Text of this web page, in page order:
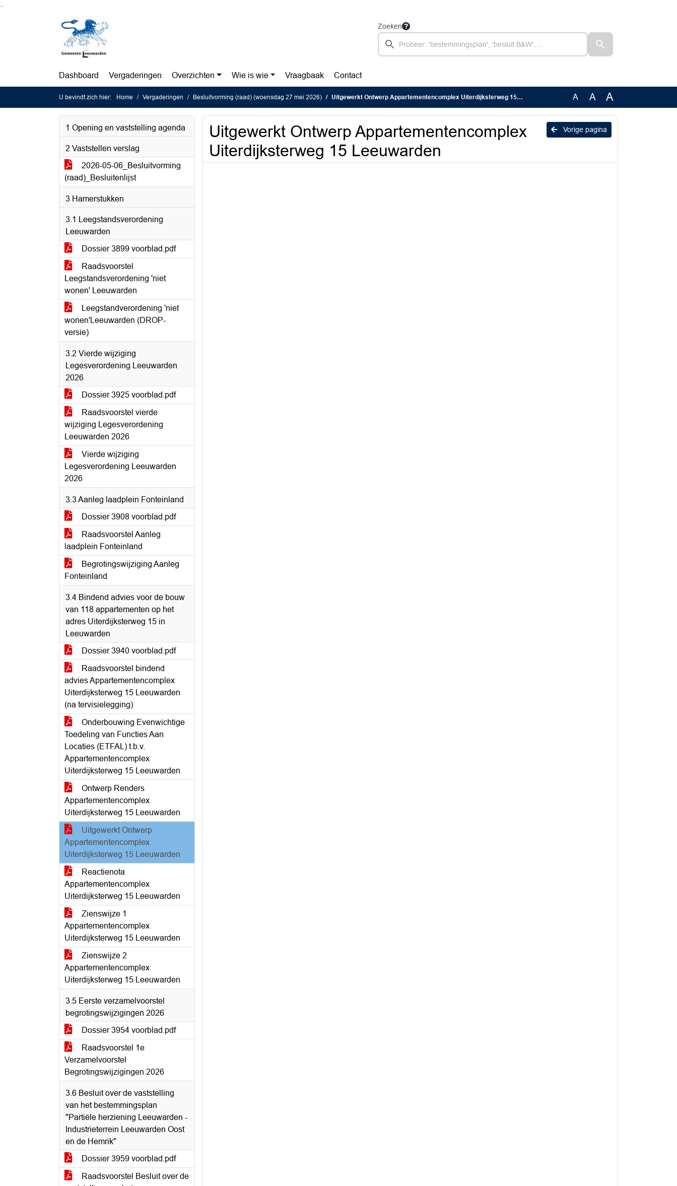
Zoeken
Dashboard Vergaderingen Overzichten Wie is wie Vraagbaak Contact
U bevindt zich hier: Home Vergaderingen Besluitvorming (raad) (woensdag 27 mei 2026) Uitgewerkt Ontwerp Appartementencomplex Uiterdijksterweg 15 Leeuwarden A A A
1 Opening en vaststelling agenda
2 Vaststellen verslag
2026-05-06_Besluitvorming
(raad)_Besluitenlijst
3 Hamerstukken
3.1 Leegstandsverordening
Leeuwarden
Dossier 3899 voorblad.pdf
Raadsvoorstel
Leegstandsverordening 'niet
wonen' Leeuwarden
Leegstandverordening 'niet
wonen'Leeuwarden (DROP-
versie)
3.2 Vierde wijziging
Legesverordening Leeuwarden
2026
Dossier 3925 voorblad.pdf
Raadsvoorstel vierde
wijziging Legesverordening
Leeuwarden 2026
Vierde wijziging
Legesverordening Leeuwarden
2026
3.3 Aanleg laadplein Fonteinland
Dossier 3908 voorblad.pdf
Raadsvoorstel Aanleg
laadplein Fonteinland
Begrotingswijziging Aanleg
Fonteinland
3.4 Bindend advies voor de bouw
van 118 appartementen op het
adres Uiterdijksterweg 15 in
Leeuwarden
Dossier 3940 voorblad.pdf
Raadsvoorstel bindend
advies Appartementencomplex
Uiterdijksterweg 15 Leeuwarden
(na tervisielegging)
Onderbouwing Evenwichtige
Toedeling van Functies Aan
Locaties (ETFAL) t.b.v.
Appartementencomplex
Uiterdijksterweg 15 Leeuwarden
Ontwerp Renders
Appartementencomplex
Uiterdijksterweg 15 Leeuwarden
Uitgewerkt Ontwerp
Appartementencomplex
Uiterdijksterweg 15 Leeuwarden
Reactienota
Appartementencomplex
Uiterdijksterweg 15 Leeuwarden
Zienswijze 1
Appartementencomplex
Uiterdijksterweg 15 Leeuwarden
Zienswijze 2
Appartementencomplex
Uiterdijksterweg 15 Leeuwarden
3.5 Eerste verzamelvoorstel
begrotingswijzigingen 2026
Dossier 3954 voorblad.pdf
Raadsvoorstel 1e
Verzamelvoorstel
Begrotingswijzigingen 2026
3.6 Besluit over de vaststelling
van het bestemmingsplan
"Partiële herziening Leeuwarden -
Industrieterrein Leeuwarden Oost
en de Hemrik"
Dossier 3959 voorblad.pdf
Raadsvoorstel Besluit over de
Vorige pagina
Uitgewerkt Ontwerp Appartementencomplex
Uiterdijksterweg 15 Leeuwarden